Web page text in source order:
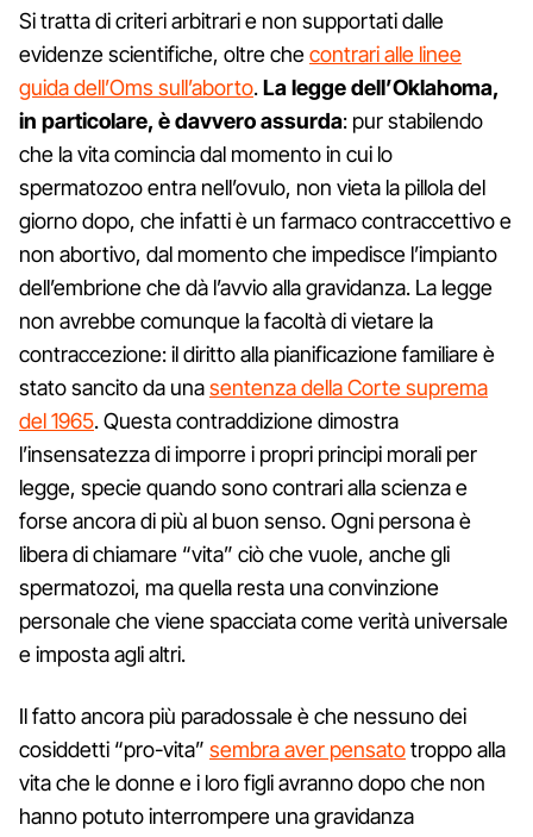
Si tratta di criteri arbitrari e non supportati dalle
evidenze scientifiche, oltre checontrari alle linee
guida dell’Oms sull’aborto.La legge dell’Oklahoma,
in particolare, è davvero assurda: pur stabilendo
che la vita comincia dal momento in cui lo
spermatozoo entra nell’ovulo, non vieta la pillola del
giorno dopo, che infatti è un farmaco contraccettivo e
non abortivo, dal momento che impedisce l’impianto
dell’embrione che dà l’avvio alla gravidanza. La legge
non avrebbe comunque la facoltà di vietare la
contraccezione: il diritto alla pianificazione familiare è
stato sancito da unasentenza della Corte suprema
del 1965. Questa contraddizione dimostra
l’insensatezza di imporre i propri principi morali per
legge, specie quando sono contrari alla scienza e
forse ancora di più al buon senso. Ogni persona è
libera di chiamare “vita” ciò che vuole, anche gli
spermatozoi, ma quella resta una convinzione
personale che viene spacciata come verità universale
e imposta agli altri.
Il fatto ancora più paradossale è che nessuno dei
cosiddetti “pro-vita” sembra aver pensatotroppo alla
vita che le donne e i loro figli avranno dopo che non
hanno potuto interrompere una gravidanza